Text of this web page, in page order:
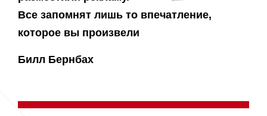
Все запомнят лишь то впечатление,
которое вы произвели
Билл Бернбах